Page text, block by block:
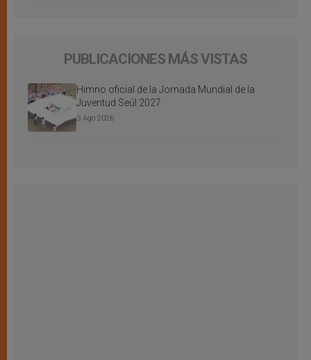
PUBLICACIONES MÁS VISTAS
Himno oficial de la Jornada Mundial de la
Juventud Seúl 2027
3 Ago 2026